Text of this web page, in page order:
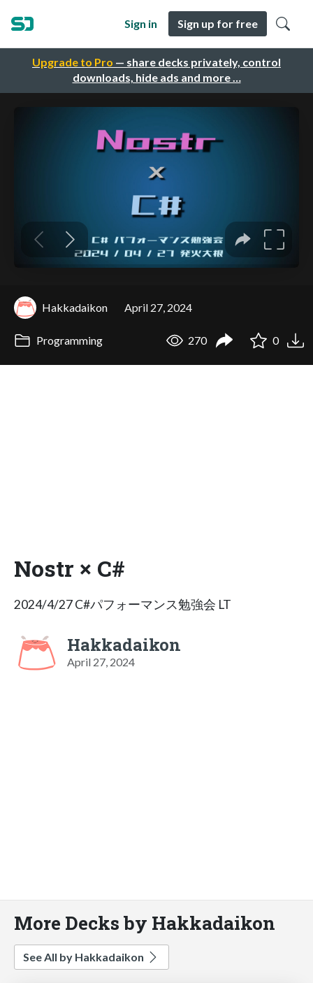
Upgrade to Pro — share decks privately, control
downloads, hide ads and more …
Sign in Sign up for free
Hakkadaikon April 27, 2024
Programming 270 0
Nostr × C#
2024/4/27 C#パフォーマンス勉強会 LT
Hakkadaikon
April 27, 2024
More Decks by Hakkadaikon
See All by Hakkadaikon